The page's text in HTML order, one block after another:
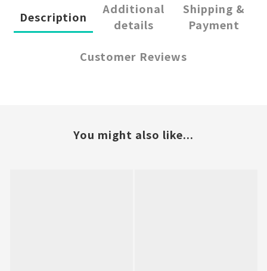
Description
Additional
details
Shipping &
Payment
Customer Reviews
You might also like...